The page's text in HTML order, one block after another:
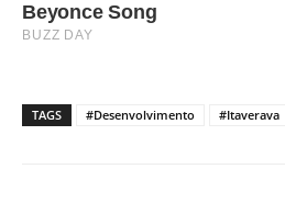
TAGS #Desenvolvimento #Itaverava